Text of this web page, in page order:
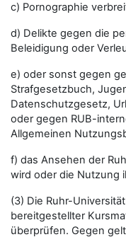
c) Pornographie
d) Delikte gegen die
Beleidigung oder
e) oder sonst gegen
Strafgesetzbuch,
Datenschutzgesetz,
oder gegen RUB-
Allgemeinen
f) das Ansehen der
wird oder die Nutzung
(3) Die Ruhr-
bereitgestellter
überprüfen. Gegen